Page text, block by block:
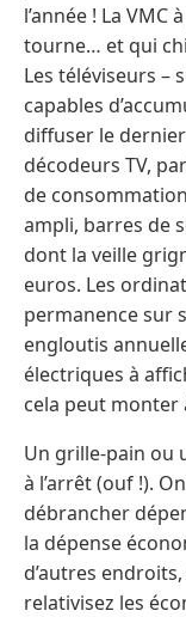
l’année ! La
tourne… et qui
Les téléviseurs –
capables
diffuser le
décodeurs TV,
de
ampli, barres de
dont la veille
euros. Les
permanence sur
engloutis
électriques à
cela peut monter
Un grille-pain ou
à l’arrêt (ouf !).
débrancher
la dépense
d’autres
relativisez les